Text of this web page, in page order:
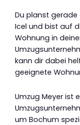
Du planst gerade
Icel und bist auf
Wohnung in
kann dir dabei
geeignete
Umzug Meyer ist
um Bochum